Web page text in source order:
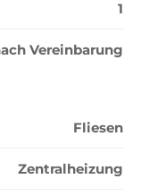
1
Vereinbarung
Fliesen
Zentralheizung